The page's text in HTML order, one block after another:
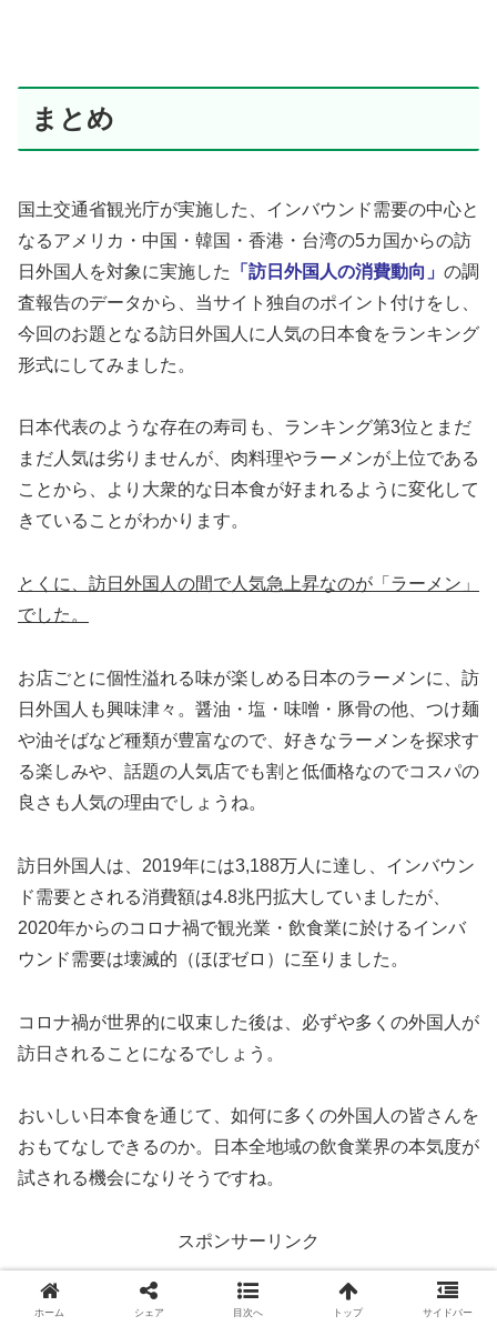
まとめ
国土交通省観光庁が実施した、インバウンド需要の中心と
なるアメリカ・中国・韓国・香港・台湾の5カ国からの訪
日外国人を対象に実施した
「訪日外国人の消費動向」 の調
査報告のデータから、当サイト独自のポイント付けをし、
今回のお題となる訪日外国人に人気の日本食をランキング
形式にしてみました。
日本代表のような存在の寿司も、ランキング第3位とまだ
まだ人気は劣りませんが、肉料理やラーメンが上位である
ことから、より大衆的な日本食が好まれるように変化して
きていることがわかります。
とくに、訪日外国人の間で人気急上昇なのが「ラーメン」
でした。
お店ごとに個性溢れる味が楽しめる日本のラーメンに、訪
日外国人も興味津々。醤油・塩・味噌・豚骨の他、つけ麺
や油そばなど種類が豊富なので、好きなラーメンを探求す
る楽しみや、話題の人気店でも割と低価格なのでコスパの
良さも人気の理由でしょうね。
訪日外国人は、2019年には3,188万人に達し、インバウン
ド需要とされる消費額は4.8兆円拡大していましたが、
2020年からのコロナ禍で観光業・飲食業に於けるインバ
ウンド需要は壊滅的（ほぼゼロ）に至りました。
コロナ禍が世界的に収束した後は、必ずや多くの外国人が
訪日されることになるでしょう。
おいしい日本食を通じて、如何に多くの外国人の皆さんを
おもてなしできるのか。日本全地域の飲食業界の本気度が
試される機会になりそうですね。
スポンサーリンク
ホーム シェア 目次へ トップ サイドバー